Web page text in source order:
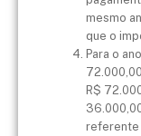
mesmo
que o
Para o
R$
referente